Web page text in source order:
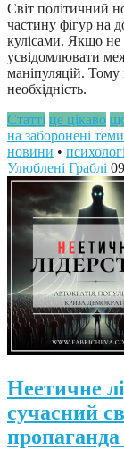
Світ політичний
частину фігур на
кулісами. Якщо не
усвідомлювати
маніпуляцій.
необхідність.
Статті це цікаво
на заборонені теми
новини •
Улюблені Граблі
Неетичне
сучасний
пропаганда